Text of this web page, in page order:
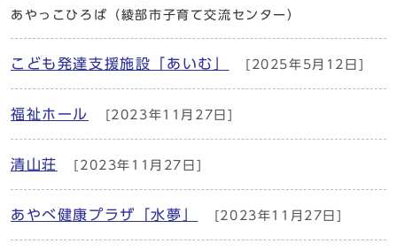
あやっこひろば（綾部市子育て交流センター）
こども発達支援施設「あいむ」 [2025年5月12日]
福祉ホール [2023年11月27日]
清山荘 [2023年11月27日]
あやべ健康プラザ「水夢」 [2023年11月27日]